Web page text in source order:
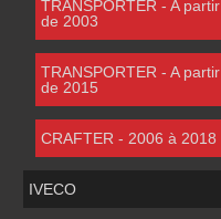
TRANSPORTER - A partir
de 2003
TRANSPORTER - A partir
de 2015
CRAFTER - 2006 à 2018
IVECO